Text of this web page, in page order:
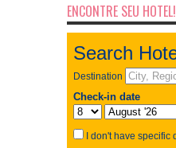
ENCONTRE SEU HOTEL!